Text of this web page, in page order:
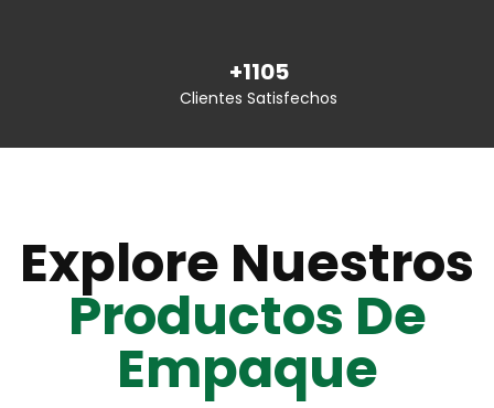
+1105
Clientes Satisfechos
Explore Nuestros
Productos De
Empaque